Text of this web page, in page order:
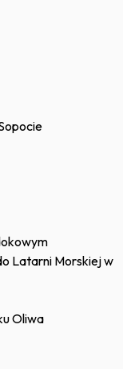
Latarni Morskiej w
Oliwa